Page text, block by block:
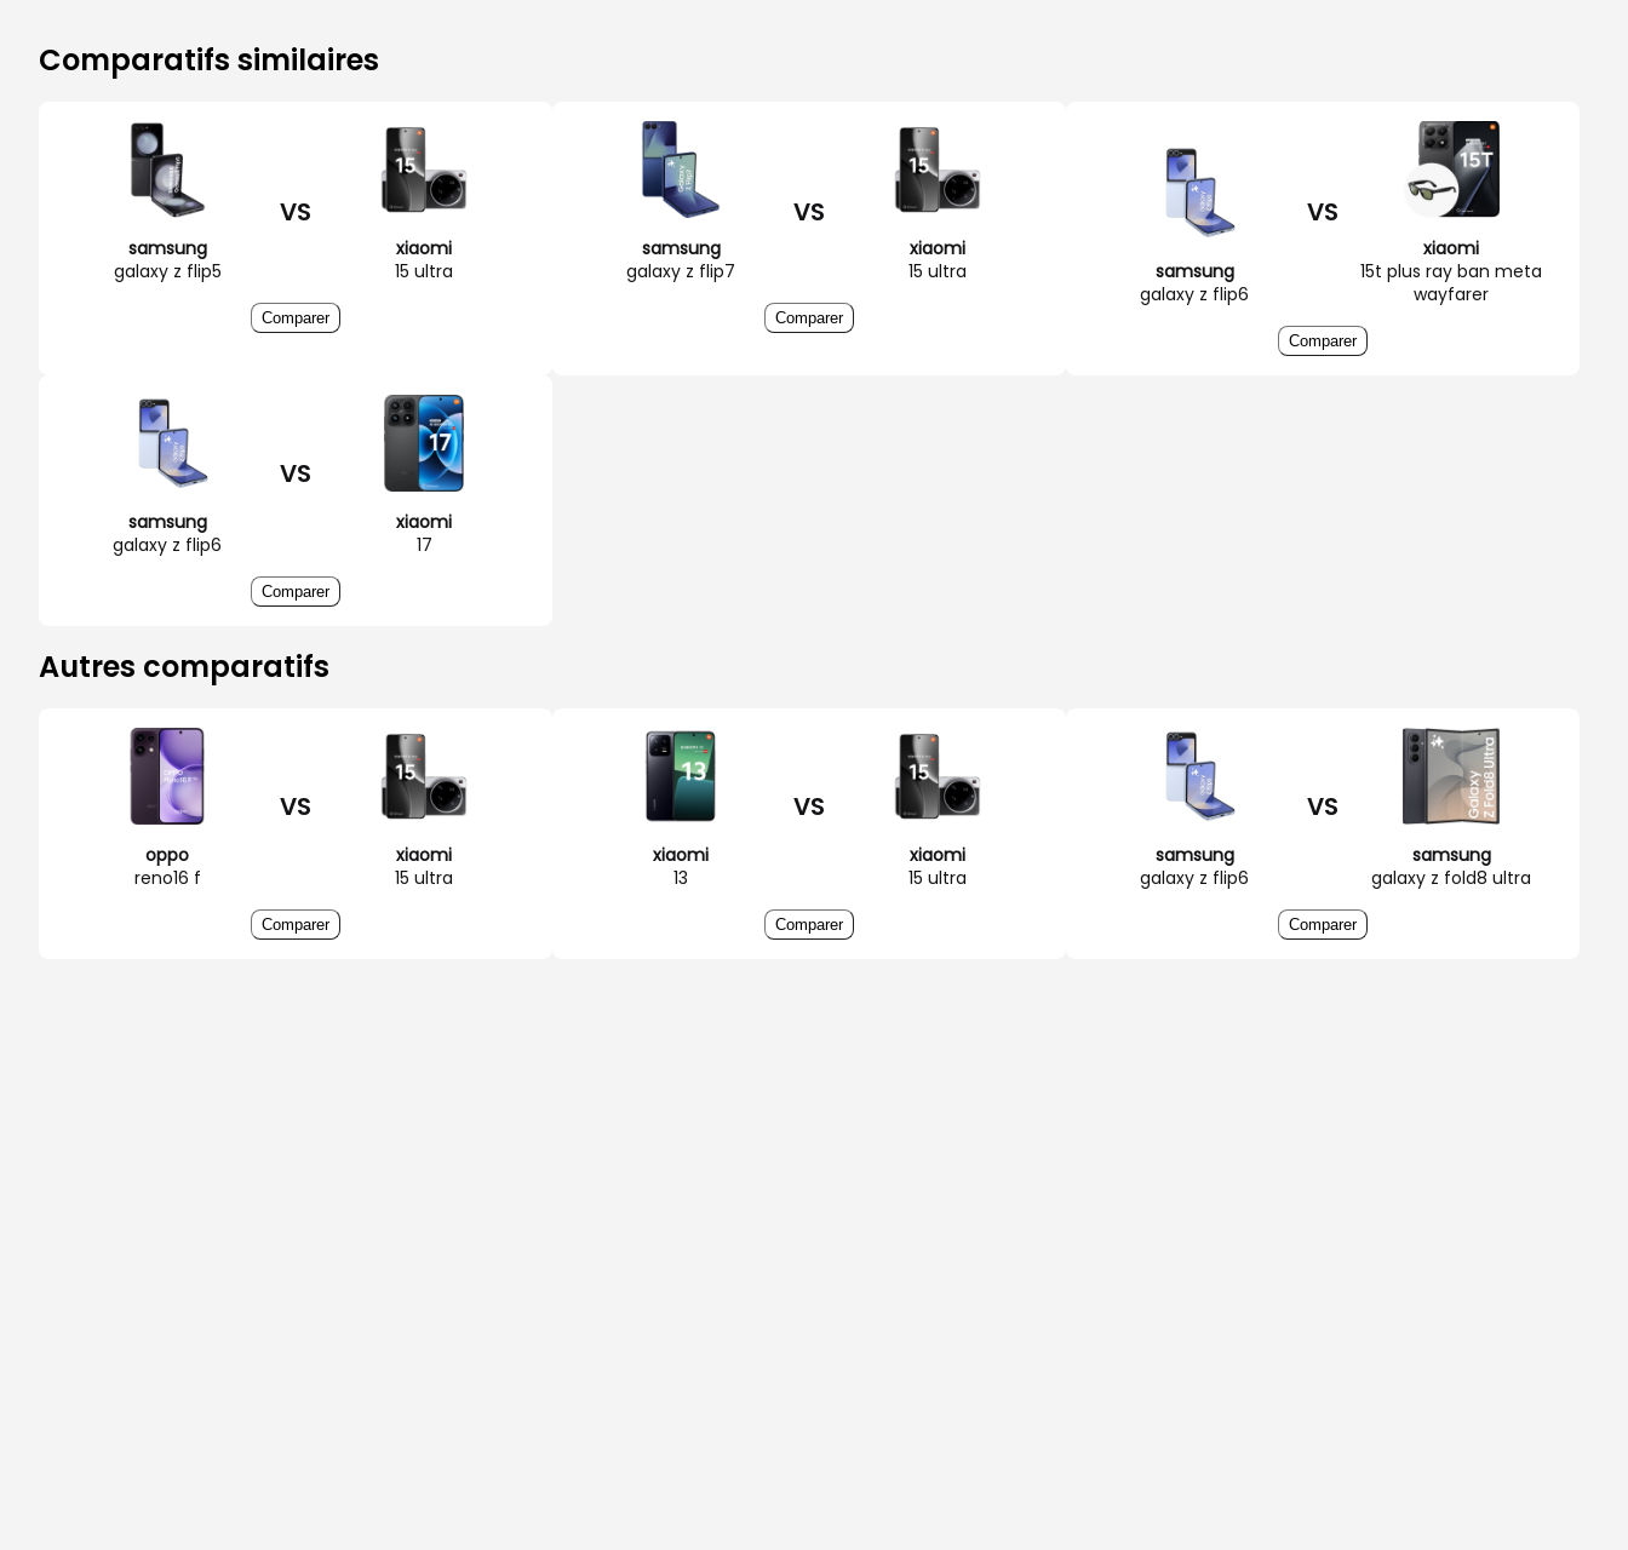
Comparatifs similaires
samsung
galaxy z flip5
VS
xiaomi
15 ultra
Comparer
samsung
galaxy z flip7
VS
xiaomi
15 ultra
Comparer
samsung
galaxy z flip6
VS
xiaomi
15t plus ray ban meta
wayfarer
Comparer
samsung
galaxy z flip6
VS
xiaomi
17
Comparer
Autres comparatifs
oppo
reno16 f
VS
xiaomi
15 ultra
Comparer
xiaomi
13
VS
xiaomi
15 ultra
Comparer
samsung
galaxy z flip6
VS
samsung
galaxy z fold8 ultra
Comparer